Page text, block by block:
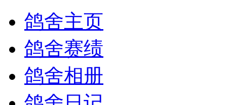
鸽舍主页
鸽舍赛绩
鸽舍相册